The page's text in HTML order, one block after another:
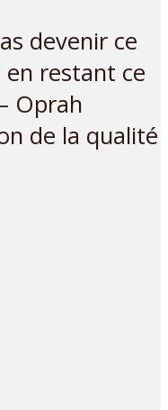
devenir ce
restant ce
Oprah
de la qualité